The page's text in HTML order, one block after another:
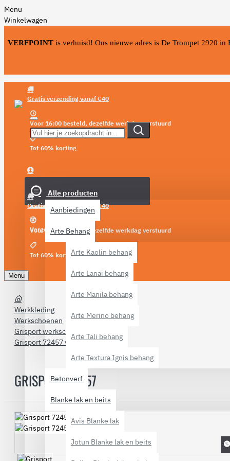
Menu
Winkelwagen
VERFPOINT is verhuisd! Ons nieuwe adres is De Trompet 2920 in
Gratis verzending vanaf €40
Voor 16:00 besteld, dezelfde werkdag verstuurd
Tot 60% korting
Verlanglijst
Vergelijken
Alle producten
Aanbiedingen
Arte Behang
Arte Kaolin behang
Arte Lanai behang
Arte Manila behang
Arte Merino behang
Arte Tali behang
Arte Textura Ignis behang
Betonverf
Blanke lak en beits
Avis Blanke lak
Jotun Blanke lak en beits
Gratis verzending vanaf €40
Voor 16:00 besteld, dezelfde werkdag verstuurd
Tot 60% korting
Menu
Werkkleding
Werkschoenen
Grisport werkschoenen
Grisport 72457 var 12
GRISPORT 72457